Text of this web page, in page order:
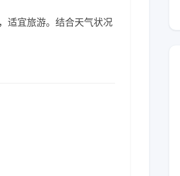
适宜旅游。结合天气状况